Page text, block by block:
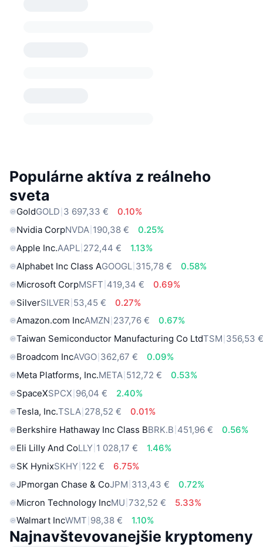
Populárne aktíva z reálneho
sveta
GoldGOLD 3 697,33 €
0.10%
Nvidia CorpNVDA 190,38 €
0.25%
Apple Inc.AAPL 272,44 €
1.13%
Alphabet Inc Class AGOOGL 315,78 €
0.58%
Microsoft CorpMSFT 419,34 €
0.69%
SilverSILVER 53,45 €
0.27%
Amazon.com IncAMZN 237,76 €
0.67%
Taiwan Semiconductor Manufacturing Co LtdTSM 356,53
Broadcom IncAVGO 362,67 €
0.09%
Meta Platforms, Inc.META 512,72 €
0.53%
SpaceXSPCX 96,04 €
2.40%
Tesla, Inc.TSLA 278,52 €
0.01%
Berkshire Hathaway Inc Class BBRK.B 451,96 €
0.56%
Eli Lilly And CoLLY 1 028,17 €
1.46%
SK HynixSKHY 122 €
6.75%
JPmorgan Chase & CoJPM 313,43 €
0.72%
Micron Technology IncMU 732,52 €
5.33%
Walmart IncWMT 98,38 € 1.10%
Najnavštevovanejšie kryptomeny